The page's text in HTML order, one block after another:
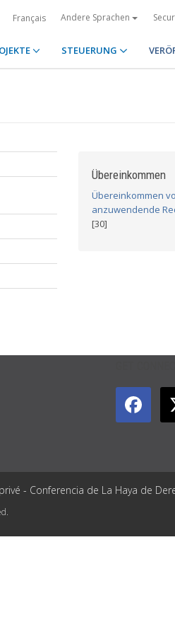
Français Andere Sprachen
STEUERUNG
Übereinkommen
Übereinkommen
anzuwendende
[30]
- Conferencia de La Haya de